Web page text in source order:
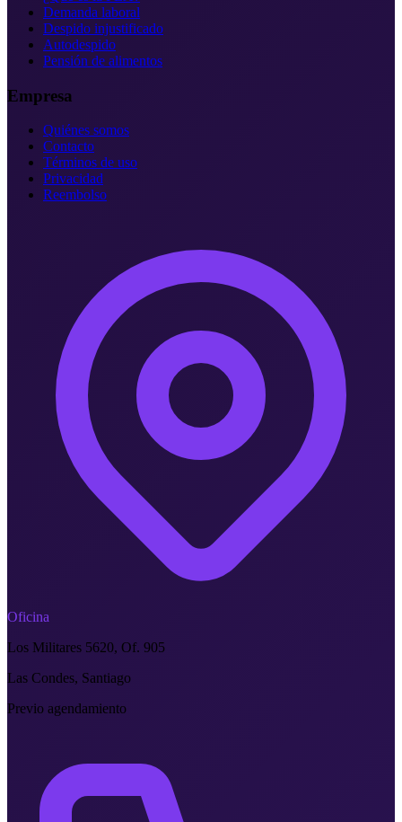
Demanda laboral
Despido injustificado
Autodespido
Pensión de alimentos
Empresa
Quiénes somos
Contacto
Términos de uso
Privacidad
Reembolso
Oficina
Los Militares 5620, Of. 905
Las Condes, Santiago
Previo agendamiento